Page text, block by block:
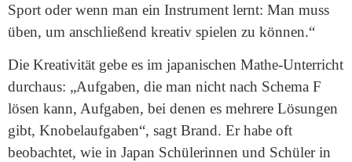
Sport oder wenn man ein Instrument lernt: Man muss
üben, um anschließend kreativ spielen zu können.“
Die Kreativität gebe es im japanischen Mathe-Unterricht
durchaus: „Aufgaben, die man nicht nach Schema F
lösen kann, Aufgaben, bei denen es mehrere Lösungen
gibt, Knobelaufgaben“, sagt Brand. Er habe oft
beobachtet, wie in Japan Schülerinnen und Schüler in